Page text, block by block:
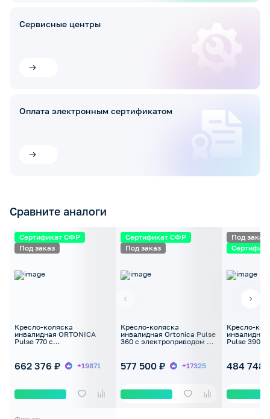
Сервисные центры
Оплата электронным сертификатом
Сравните аналоги
Сертификат СФР
Под заказ
Кресло-коляска
инвалидная ORTONICA
Pulse 770 с
662 376 ₽ +19871
Сертификат СФР
Под заказ
Кресло-коляска
инвалидная Ortonica Pulse
360 с электроприводом до
577 500 ₽ +17325
Под заказ
Кресло-
инвалидная
Pulse 390 с
484 748